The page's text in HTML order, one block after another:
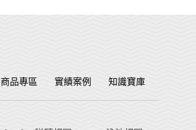
商品專區 實績案例 知識寶庫